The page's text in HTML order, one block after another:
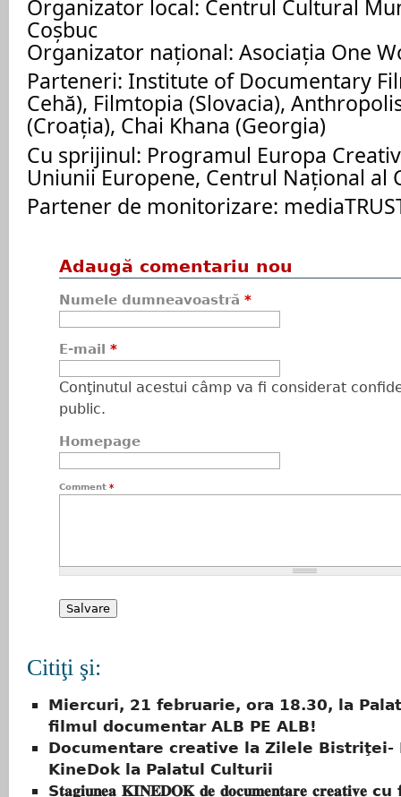
Organizator local: Centrul Cultural
Coşbuc
Organizator național: Asociația One
Parteneri: Institute of Documentary
Cehă), Filmtopia (Slovacia),
(Croația), Chai Khana (Georgia)
Cu sprijinul: Programul Europa
Uniunii Europene, Centrul Național al
Partener de monitorizare:
Adaugă comentariu nou
Numele dumneavoastră *
E-mail *
Conţinutul acestui câmp va fi considerat
public.
Homepage
Comment *
Citiţi şi:
Miercuri, 21 februarie, ora 18.30, la
filmul documentar ALB PE ALB!
Documentare creative la Zilele Bistriţei-
KineDok la Palatul Culturii
S𝐭𝐚𝐠𝐢𝐮𝐧𝐞𝐚 𝐊𝐈𝐍𝐄𝐃𝐎𝐊 𝐝𝐞 𝐝𝐨𝐜𝐮𝐦𝐞𝐧𝐭𝐚𝐫𝐞 𝐜𝐫𝐞𝐚𝐭𝐢𝐯𝐞